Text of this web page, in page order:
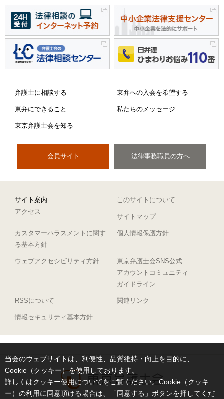
当会のウェブサイトは、利便性、品質維持・向上を目的に、
Cookie（クッキー）を使用しております。
詳しくはクッキー使用についてをご覧ください。Cookie（クッキ
ー）の利用に同意頂ける場合は、「同意する」ボタンを押してくだ
弁護士に相談する 東弁への入会を希望する
東弁にできること 私たちのメッセージ
東京弁護士会を知る
会員サイト 法律事務職員の方へ
サイト案内
このサイトについて
アクセス
サイトマップ
カスタマーハラスメントに関す
る基本方針
個人情報保護方針
ウェブアクセシビリティ方針
東京弁護士会SNS公式
アカウントコミュニティ
ガイドライン
RSSについて 関連リンク
情報セキュリティ基本方針